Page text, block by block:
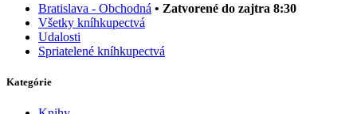
Bratislava - Obchodná • Zatvorené do zajtra 8:30
Všetky kníhkupectvá
Udalosti
Spriatelené kníhkupectvá
Kategórie